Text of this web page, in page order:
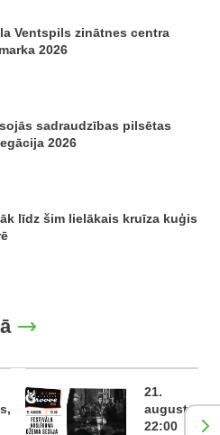
Ventspils zinātnes centra
2026
sadraudzības pilsētas
2026
līdz šim lielākais kruīza kuģis
21.
augusts,
22:00